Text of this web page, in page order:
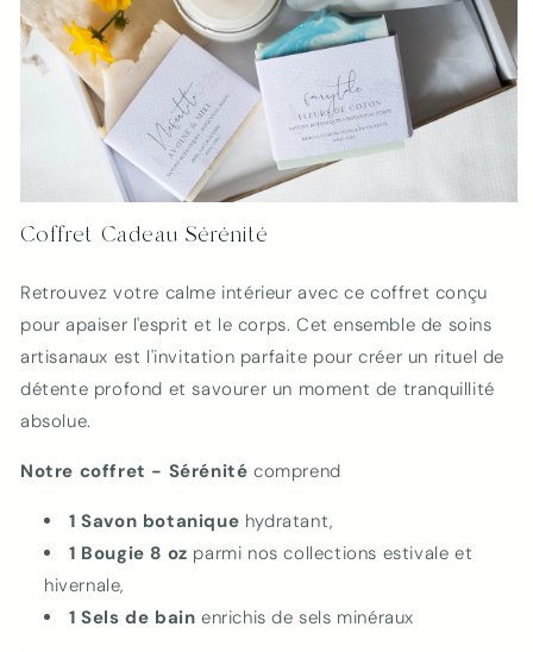
le
média
une
modale
Coffret Cadeau Sérénité
Retrouvez votre calme intérieur avec ce coffret conçu
pour apaiser l'esprit et le corps. Cet ensemble de soins
artisanaux est l'invitation parfaite pour créer un rituel de
détente profond et savourer un moment de tranquillité
absolue.
Notre coffret - Sérénité comprend
1 Savon botanique hydratant,
1 Bougie 8 oz parmi nos collections estivale et
hivernale,
1 Sels de bain enrichis de sels minéraux